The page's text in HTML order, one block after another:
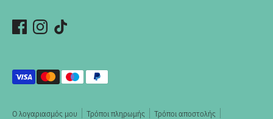
Ο λογαριασμός μου Τρόποι πληρωμής
Τρόποι αποστολής
Αποδεκτοί
τρόποι